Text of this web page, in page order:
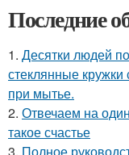
Последние
1. Десятки людей
стеклянные
при мытье.
2. Отвечаем на
такое счастье